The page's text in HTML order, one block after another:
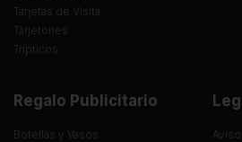
Tarjetas de Visita
Tarjetones
Trípticos
Regalo Publicitario
Botellas y Vasos